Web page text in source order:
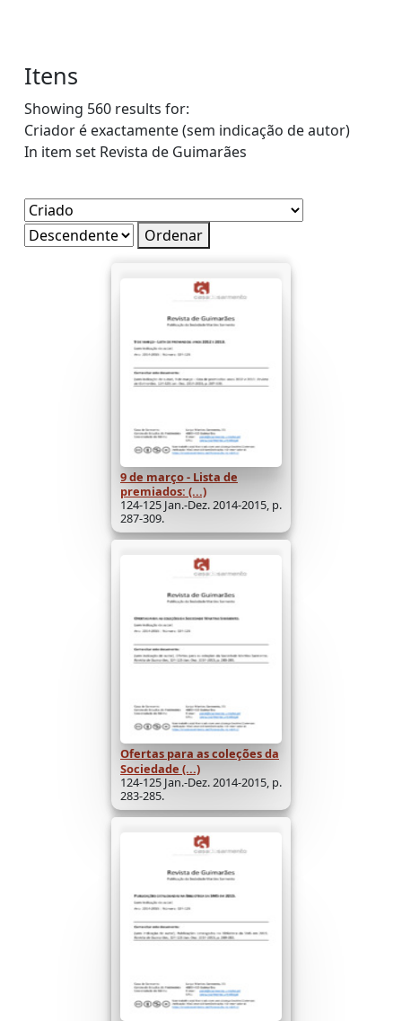
Itens
Showing 560 results for:
Criador é exactamente(sem indicação de autor)
In item set Revista de Guimarães
Ordenar
9 de março - Lista de
premiados: (...)
124-125 Jan.-Dez. 2014-2015, p.
287-309.
Ofertas para as coleções da
Sociedade (...)
124-125 Jan.-Dez. 2014-2015, p.
283-285.